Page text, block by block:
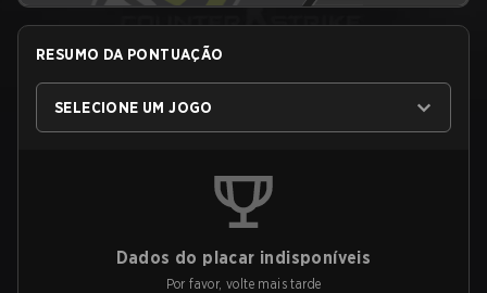
RESUMO DA PONTUAÇÃO
SELECIONE UM JOGO
Dados do placar indisponíveis
Por favor, volte mais tarde